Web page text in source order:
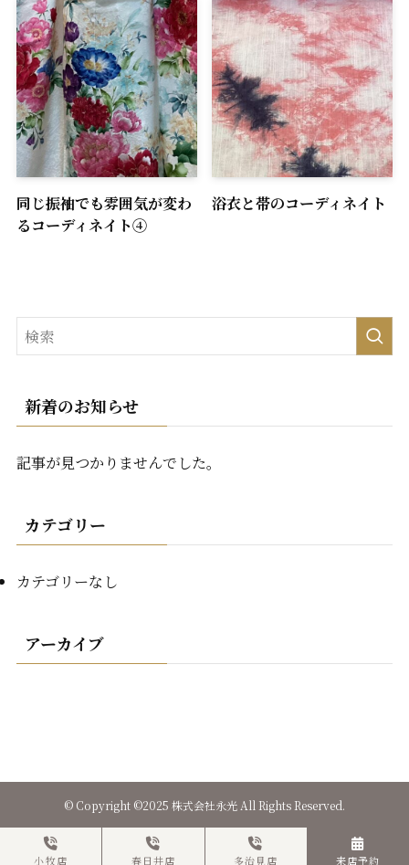
同じ振袖でも雰囲気が変わ
るコーディネイト④
浴衣と帯のコーディネイト
新着のお知らせ
記事が見つかりませんでした。
カテゴリー
カテゴリーなし
アーカイブ
小牧店 春日井店 多治見店 来店予約
© Copyright ©2025 株式会社永光 All Rights Reserved.